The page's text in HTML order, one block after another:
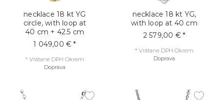
necklace 18 kt YG
circle, with loop at
40 cm + 42.5 cm
1 049,00 € *
* Vrátane DPH Okrem
Doprava
necklace 18 kt YG,
with loop at 40 cm
2 579,00 € *
* Vrátane DPH Okrem
Doprava